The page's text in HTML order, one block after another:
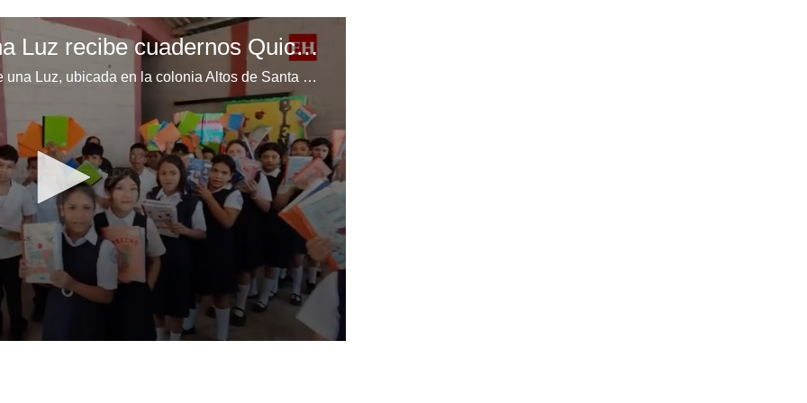
Escuela Enciende una Luz recibe cuadernos Quick, gracias a la Maratón del Saber
Los niños de la escuela Enciende una Luz, ubicada en la colonia Altos de Santa Rosa, al sur de Tegucigalpa, recibieron cuadernos Quick como parte de la Campaña Maratón del Saber.